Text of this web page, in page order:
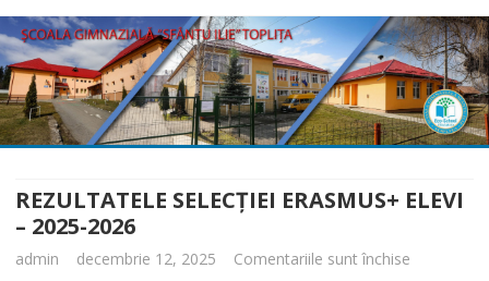
Skip
content
REZULTATELE SELECȚIEI ERASMUS+ ELEVI
– 2025-2026
admin decembrie 12, 2025 Comentariile sunt închise